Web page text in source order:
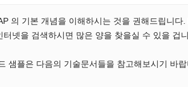
의 기본 개념을 이해하시는 것을 권해드립니
터넷을 검색하시면 많은 양을 찾을실 수 있을 겁
샘플은 다음의 기술문서들을 참고해보시기 바랍